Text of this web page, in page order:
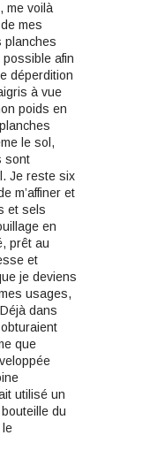
me voilà
mes
planches
afin
déperdition
à vue
poids en
le sol,
sont
Je reste six
m’affiner et
et sels
en
prêt au
et
je deviens
usages,
dans
que
utilisé un
du
le